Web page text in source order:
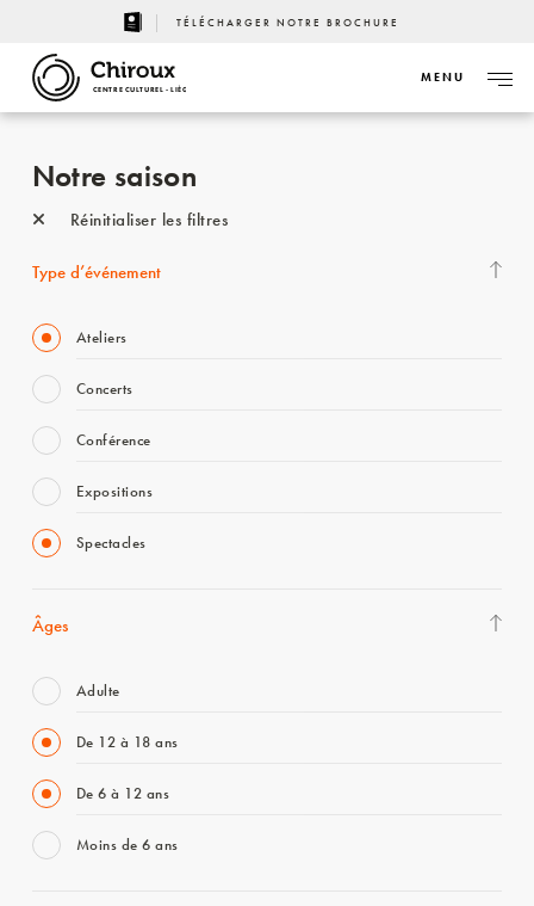
TÉLÉCHARGER NOTRE BROCHURE
CENTRE CULTUREL - LIÈGE
MENU
Notre saison
Réinitialiser les filtres
Type d’événement
Ateliers
Concerts
Conférence
Expositions
Spectacles
Âges
Adulte
De 12 à 18 ans
De 6 à 12 ans
Moins de 6 ans